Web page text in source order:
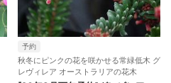
予約
秋冬にピンクの花を咲かせる常緑低木 グ
レヴィレア オーストラリアの花木